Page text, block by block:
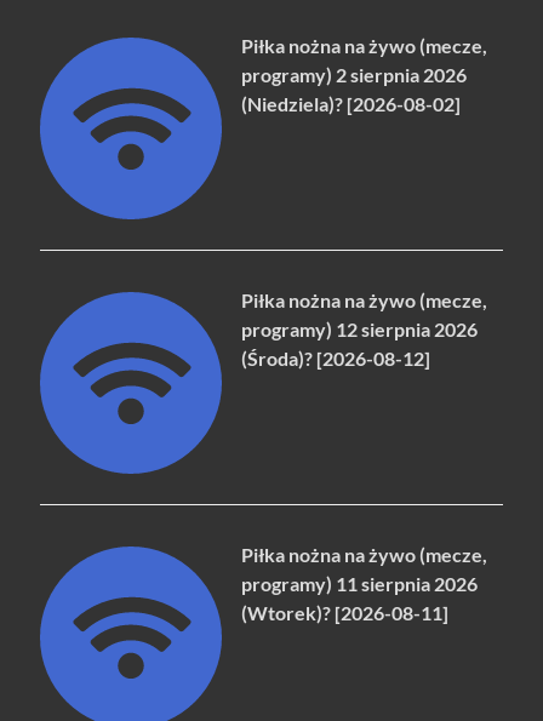
Piłka nożna na żywo (mecze,
programy) 2 sierpnia 2026
(Niedziela)? [2026-08-02]
Piłka nożna na żywo (mecze,
programy) 12 sierpnia 2026
(Środa)? [2026-08-12]
Piłka nożna na żywo (mecze,
programy) 11 sierpnia 2026
(Wtorek)? [2026-08-11]